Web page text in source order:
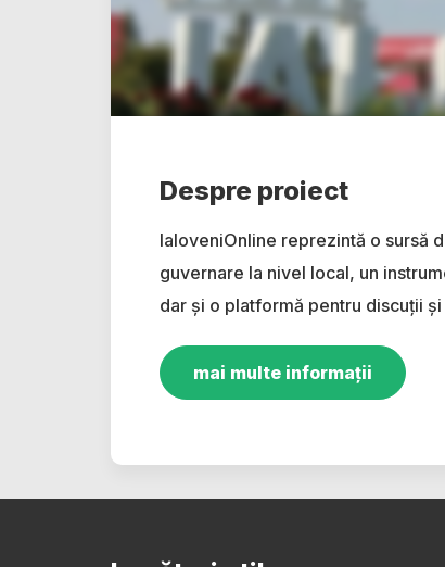
Despre proiect
IaloveniOnline reprezintă o sursă
guvernare la nivel local, un
dar și o platformă pentru discuții
mai multe informații